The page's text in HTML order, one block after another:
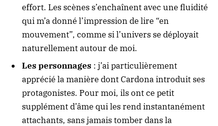
effort. Les scènes s’enchaînent avec une fluidité
qui m’a donné l’impression de lire “en
mouvement”, comme si l’univers se déployait
naturellement autour de moi.
Les personnages : j’ai particulièrement
apprécié la manière dont Cardona introduit ses
protagonistes. Pour moi, ils ont ce petit
supplément d’âme qui les rend instantanément
attachants, sans jamais tomber dans la